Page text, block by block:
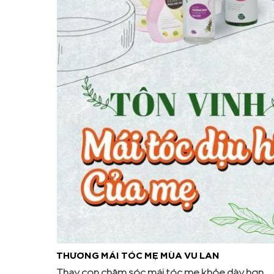
THƯƠNG MÁI TÓC MẸ MÙA VU LAN
Thay con chăm sóc mái tóc mẹ khỏe dày hơn